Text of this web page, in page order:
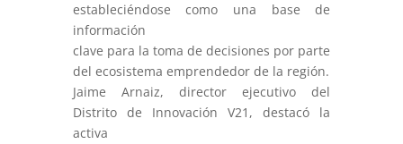
estableciéndose como una base de
información
clave para la toma de decisiones por parte
del ecosistema emprendedor de la región.
Jaime Arnaiz, director ejecutivo del
Distrito de Innovación V21, destacó la
activa